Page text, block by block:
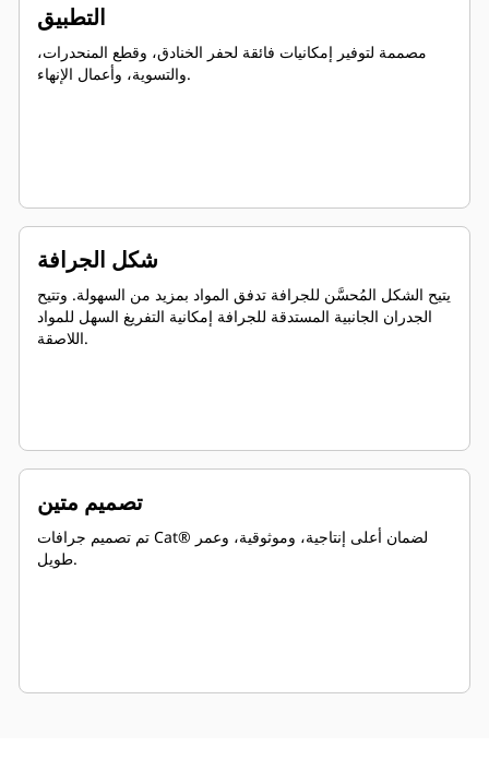
التطبيق
مصممة لتوفير إمكانيات فائقة لحفر الخنادق، وقطع المنحدرات،
والتسوية، وأعمال الإنهاء.
شكل الجرافة
يتيح الشكل المُحسَّن للجرافة تدفق المواد بمزيد من السهولة. وتتيح
الجدران الجانبية المستدقة للجرافة إمكانية التفريغ السهل للمواد
اللاصقة.
تصميم متين
تم تصميم جرافات Cat® لضمان أعلى إنتاجية، وموثوقية، وعمر
طويل.